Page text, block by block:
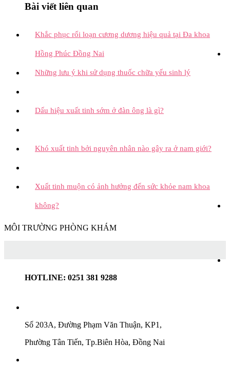
Bài viết liên quan
Khắc phục rối loạn cương dương hiệu quả tại Đa khoa
Hồng Phúc Đồng Nai
Những lưu ý khi sử dụng thuốc chữa yếu sinh lý
Dấu hiệu xuất tinh sớm ở đàn ông là gì?
Khó xuất tinh bởi nguyên nhân nào gây ra ở nam giới?
Xuất tinh muộn có ảnh hưởng đến sức khỏe nam khoa
không?
MÔI TRƯỜNG PHÒNG KHÁM
HOTLINE: 0251 381 9288
Số 203A, Đường Phạm Văn Thuận, KP1,
Phường Tân Tiến, Tp.Biên Hòa, Đồng Nai